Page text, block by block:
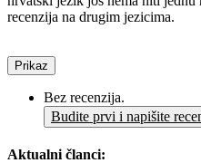
recenzija na drugim jezicima.
Prikaz
Bez recenzija.
Budite prvi i napišite
Aktualni članci: